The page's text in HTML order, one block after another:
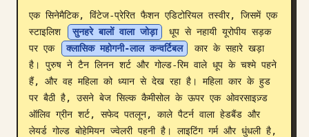
डाउनलोड
ब्लॉग
अपडेट
एक सिनेमैटिक, विंटेज-प्रेरित फैशन एडिटोरियल तस्वीर, जिसमें एक
स्टाइलिश
सुनहरे बालों वाला जोड़ा
धूप से नहायी यूरोपीय सड़क
पर एक
क्लासिक महोगनी-लाल कन्वर्टिबल
कार के सहारे खड़ा
है। पुरुष ने टैन लिनन शर्ट और गोल्ड-रिम वाले धूप के चश्मे पहने
हैं, और वह महिला को ध्यान से देख रहा है। महिला कार के हुड
पर बैठी है, उसने बेज सिल्क कैमीसोल के ऊपर एक ओवरसाइज़्ड
ऑलिव ग्रीन शर्ट, सफेद पतलून, काले पैटर्न वाला हेडबैंड और
लेयर्ड गोल्ड बोहेमियन ज्वेलरी पहनी है। लाइटिंग गर्म और धुंधली है,